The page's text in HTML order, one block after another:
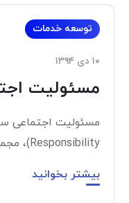
توسعه خدمات
۱۰ دی ۱۳۹۴
مسئولیت
Responsibility)، مجموعه وظایف و...
بیشتر بخوانید